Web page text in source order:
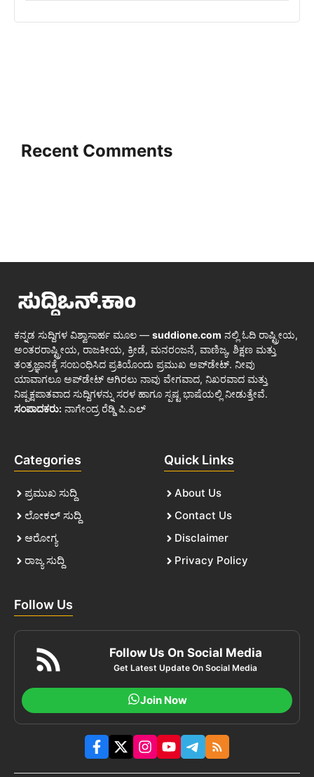
Recent Comments
ಕನ್ನಡ ಸುದ್ದಿಗಳ ವಿಶ್ವಾಸಾರ್ಹ ಮೂಲ — suddione.com ನಲ್ಲಿ ಓದಿ ರಾಷ್ಟ್ರೀಯ,
ಅಂತರರಾಷ್ಟ್ರೀಯ, ರಾಜಕೀಯ, ಕ್ರೀಡೆ, ಮನರಂಜನೆ, ವಾಣಿಜ್ಯ, ಶಿಕ್ಷಣ ಮತ್ತು
ತಂತ್ರಜ್ಞಾನಕ್ಕೆ ಸಂಬಂಧಿಸಿದ ಪ್ರತಿಯೊಂದು ಪ್ರಮುಖ ಅಪ್‌ಡೇಟ್. ನೀವು
ಯಾವಾಗಲೂ ಅಪ್‌ಡೇಟ್ ಆಗಿರಲು ನಾವು ವೇಗವಾದ, ನಿಖರವಾದ ಮತ್ತು
ನಿಷ್ಪಕ್ಷಪಾತವಾದ ಸುದ್ದಿಗಳನ್ನು ಸರಳ ಹಾಗೂ ಸ್ಪಷ್ಟ ಭಾಷೆಯಲ್ಲಿ ನೀಡುತ್ತೇವೆ.
ಸಂಪಾದಕರು: ನಾಗೇಂದ್ರ ರೆಡ್ಡಿ ಪಿ.ಎಲ್
Categories
ಪ್ರಮುಖ ಸುದ್ದಿ
ಲೋಕಲ್ ಸುದ್ದಿ
ಆರೋಗ್ಯ
ರಾಜ್ಯ ಸುದ್ದಿ
Quick Links
About Us
Contact Us
Disclaimer
Privacy Policy
Follow Us
Follow Us On Social Media
Get Latest Update On Social Media
Join Now